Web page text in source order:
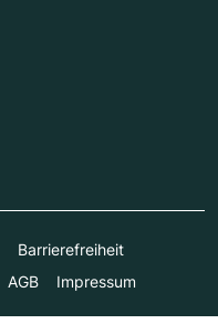
Barrierefreiheit
AGB Impressum